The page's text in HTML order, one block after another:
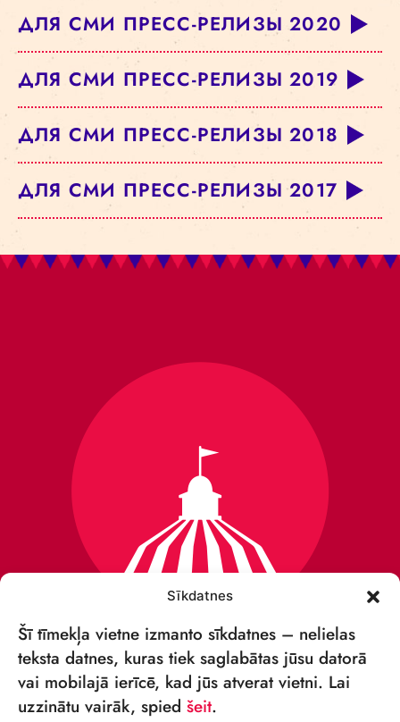
Sīkdatnes
Šī tīmekļa vietne izmanto sīkdatnes – nelielas
teksta datnes, kuras tiek saglabātas jūsu datorā
vai mobilajā ierīcē, kad jūs atverat vietni. Lai
uzzinātu vairāk, spied šeit.
ДЛЯ СМИ ПРЕСС-РЕЛИЗЫ 2020
ДЛЯ СМИ ПРЕСС-РЕЛИЗЫ 2019
ДЛЯ СМИ ПРЕСС-РЕЛИЗЫ 2018
ДЛЯ СМИ ПРЕСС-РЕЛИЗЫ 2017
VSIA „RĪGAS CIRKS”